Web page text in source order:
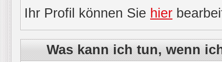
Ihr Profil können Sie hier
Was kann ich tun, wenn